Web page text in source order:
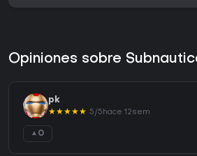
Opiniones sobre
pk
★★★★★ 5/5 hace 12sem
▲ 0